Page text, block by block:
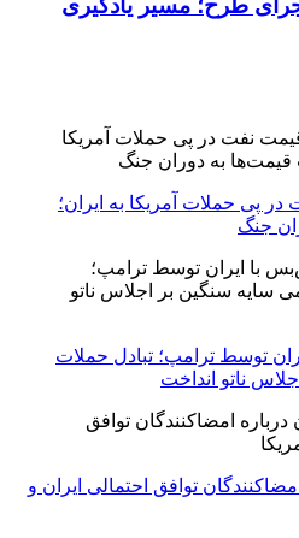
پی حملات آمریکا به ایران؛
جنگ
توسط ترامپ؛ تبادل حملات
ناتو انداخت
توافق احتمالی ایران و